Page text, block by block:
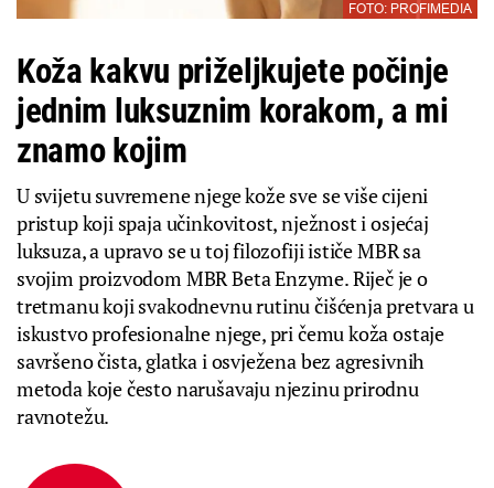
FOTO: PROFIMEDIA
Koža kakvu priželjkujete počinje
jednim luksuznim korakom, a mi
znamo kojim
U svijetu suvremene njege kože sve se više cijeni
pristup koji spaja učinkovitost, nježnost i osjećaj
luksuza, a upravo se u toj filozofiji ističe MBR sa
svojim proizvodom MBR Beta Enzyme. Riječ je o
tretmanu koji svakodnevnu rutinu čišćenja pretvara u
iskustvo profesionalne njege, pri čemu koža ostaje
savršeno čista, glatka i osvježena bez agresivnih
metoda koje često narušavaju njezinu prirodnu
ravnotežu.